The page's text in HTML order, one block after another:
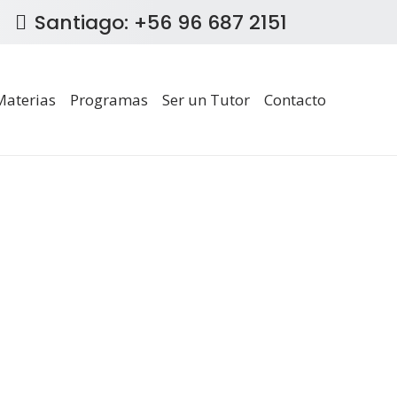
Santiago: +56 96 687 2151
Programas Ser un Tutor Contacto